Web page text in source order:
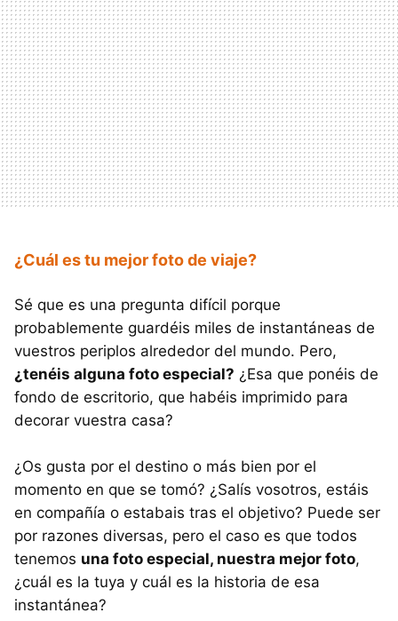
¿Cuál es tu mejor foto de viaje?
Sé que es una pregunta difícil porque
probablemente guardéis miles de instantáneas de
vuestros periplos alrededor del mundo. Pero,
¿tenéis alguna foto especial? ¿Esa que ponéis de
fondo de escritorio, que habéis imprimido para
decorar vuestra casa?
¿Os gusta por el destino o más bien por el
momento en que se tomó? ¿Salís vosotros, estáis
en compañía o estabais tras el objetivo? Puede ser
por razones diversas, pero el caso es que todos
tenemos una foto especial, nuestra mejor foto,
¿cuál es la tuya y cuál es la historia de esa
instantánea?